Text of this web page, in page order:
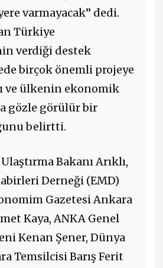
varmayacak” dedi.
Türkiye
verdiği destek
birçok önemli projeye
ve ülkenin ekonomik
gözle görülür bir
belirtti.
Bakanı Arıklı,
Derneği (EMD)
Gazetesi Ankara
Kaya, ANKA Genel
Kenan Şener, Dünya
Temsilcisi Barış Ferit